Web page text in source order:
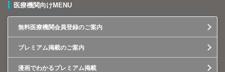
医療機関向けMENU
無料医療機関会員登録のご案内
プレミアム掲載のご案内
漫画でわかるプレミアム掲載